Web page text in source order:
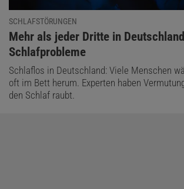
SCHLAFSTÖRUNGEN
:
Mehr als jeder Dritte in
Schlafprobleme
Schlaflos in Deutschland: Viele Menschen
oft im Bett herum. Experten haben
den Schlaf raubt.